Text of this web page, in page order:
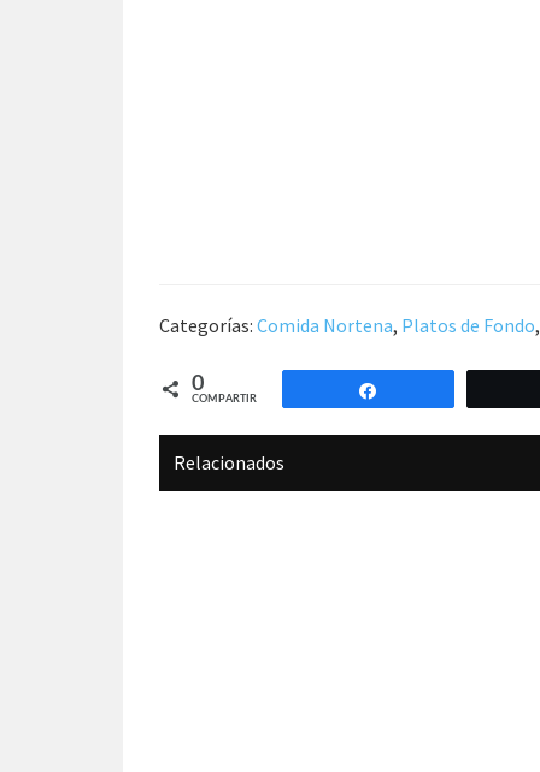
Categorías: Comida Nortena, Platos de Fondo,
0
COMPARTIR
Relacionados